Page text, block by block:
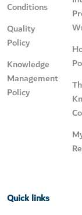
Conditions
Quality
Policy
Knowledge
Management
Policy
Quick links